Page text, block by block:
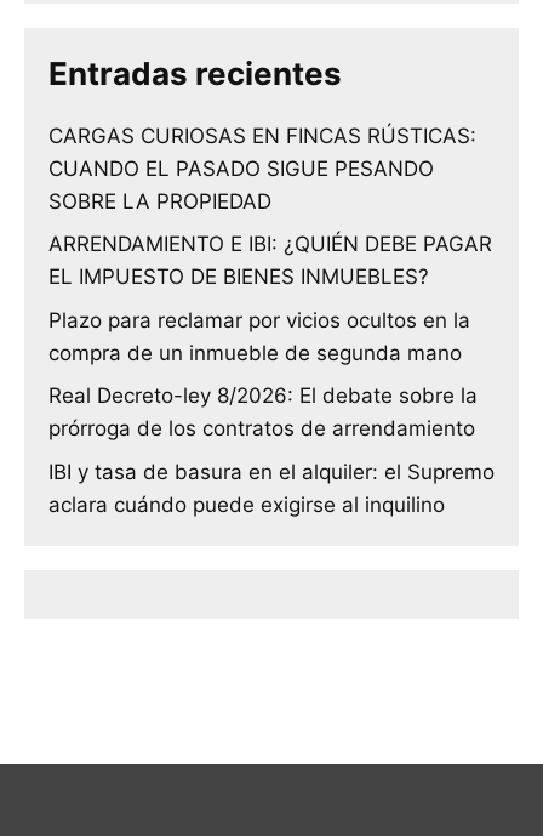
Entradas recientes
CARGAS CURIOSAS EN FINCAS RÚSTICAS:
CUANDO EL PASADO SIGUE PESANDO
SOBRE LA PROPIEDAD
ARRENDAMIENTO E IBI: ¿QUIÉN DEBE PAGAR
EL IMPUESTO DE BIENES INMUEBLES?
Plazo para reclamar por vicios ocultos en la
compra de un inmueble de segunda mano
Real Decreto-ley 8/2026: El debate sobre la
prórroga de los contratos de arrendamiento
IBI y tasa de basura en el alquiler: el Supremo
aclara cuándo puede exigirse al inquilino